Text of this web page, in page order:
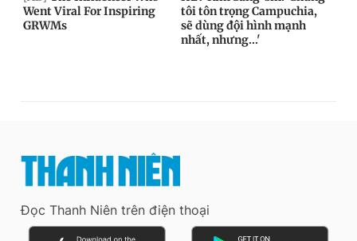
Đọc Thanh Niên trên điện thoại